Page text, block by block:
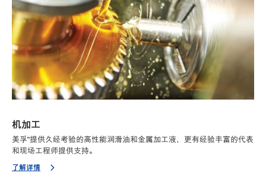
机加工
美孚™提供久经考验的高性能润滑油和金属加工液，更有经验丰富的代表
和现场工程师提供支持。
了解详情